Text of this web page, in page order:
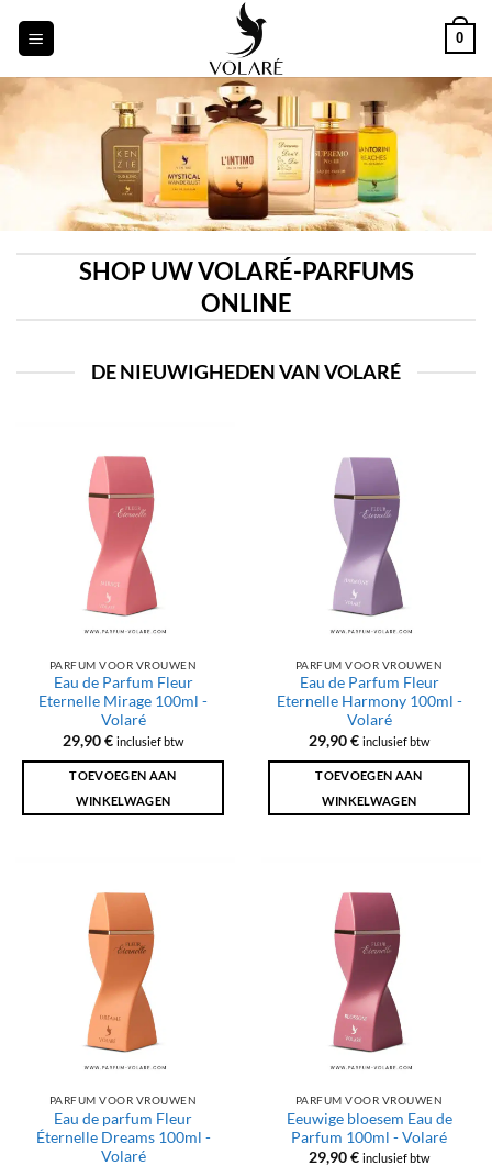
naar
0
SHOP UW VOLARÉ-PARFUMS
ONLINE
DE NIEUWIGHEDEN VAN VOLARÉ
PARFUM VOOR VROUWEN
Eau de Parfum Fleur
Eternelle Mirage 100ml -
Volaré
29,90€ inclusief btw
TOEVOEGEN AAN
WINKELWAGEN
PARFUM VOOR VROUWEN
Eau de Parfum Fleur
Eternelle Harmony 100ml -
Volaré
29,90€ inclusief btw
TOEVOEGEN AAN
WINKELWAGEN
PARFUM VOOR VROUWEN
Eau de parfum Fleur
Éternelle Dreams 100ml -
Volaré
PARFUM VOOR VROUWEN
Eeuwige bloesem Eau de
Parfum 100ml - Volaré
29,90€ inclusief btw